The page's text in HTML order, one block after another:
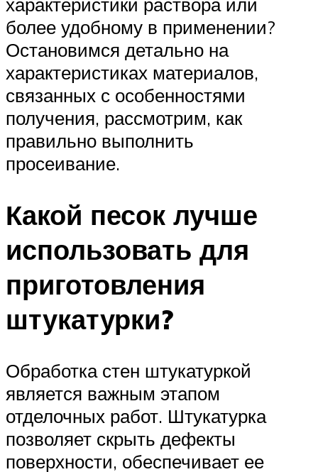
более удобному в применении?
Остановимся детально на
характеристиках материалов,
связанных с особенностями
получения, рассмотрим, как
правильно выполнить
просеивание.
Какой песок лучше
использовать для
приготовления
штукатурки?
Обработка стен штукатуркой
является важным этапом
отделочных работ. Штукатурка
позволяет скрыть дефекты
поверхности, обеспечивает ее